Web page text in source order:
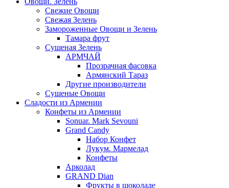
Свежие Овощи
Свежая Зелень
Замороженные Овощи и Зелень
Тамара фрут
Сушеная Зелень
АРМЧАЙ
Прозрачная фасовка
Армянский Тараз
Другие производители
Сушеные Овощи
Сладости из Армении
Конфеты из Армении
Sonuar. Mark Sevouni
Grand Candy
Набор Конфет
Лукум. Мармелад
Конфеты
Арколад
GRAND Dian
Фрукты в шоколаде